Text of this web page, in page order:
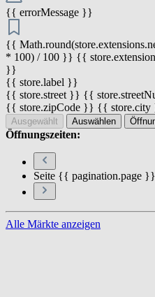
{{ errorMessage }}
{{
* 100) / 100 }} {{
}}
{{ store.label }}
{{ store.street }} {{
{{ store.zipCode }} {{
Ausgewählt Auswählen
Öffnungszeiten:
Seite {{ pagination.page
Alle Märkte anzeigen